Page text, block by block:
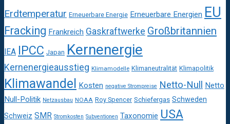
Erdtemperatur Erneuerbare Energie Erneuerbare Energien EU
Fracking Frankreich Gaskraftwerke Großbritannien
IEA IPCC Japan Kernenergie
Kernenergieausstieg Klimamodelle Klimaneutralität Klimapolitik
Klimawandel Kosten negative Strompreise Netto-Null Netto
Null-Politik Netzausbau NOAA Roy Spencer Schiefergas Schweden
Schweiz SMR Stromkosten Subventionen Taxonomie USA